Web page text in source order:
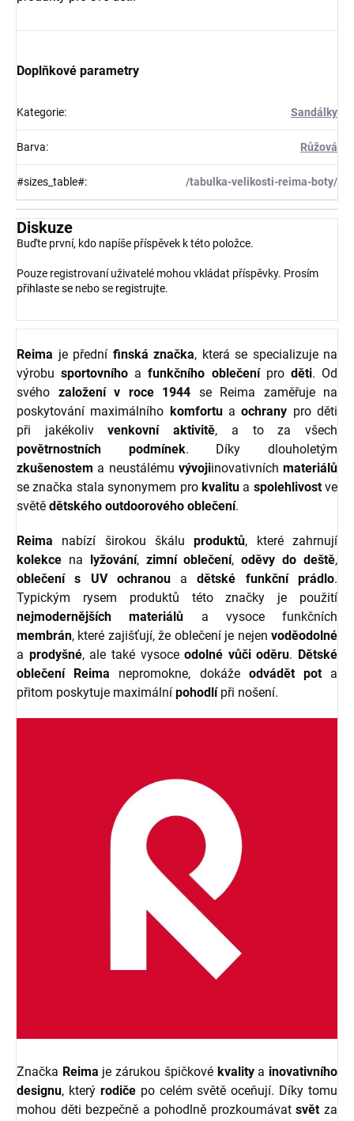
Doplňkové parametry
Kategorie: Sandálky
Barva: Růžová
#sizes_table#: /tabulka-velikosti-reima-boty/
Diskuze
Buďte první, kdo napíše příspěvek k této položce.
Pouze registrovaní uživatelé mohou vkládat příspěvky. Prosím
přihlaste se nebo se registrujte.
Reima je přední finská značka, která se specializuje na
výrobusportovního afunkčního oblečenípro děti. Od
svého založení v roce 1944 se Reima zaměřuje na
poskytování maximálního komfortuaochrany pro děti
při jakékolivvenkovní aktivitě, a to za všech
povětrnostních podmínek. Díky dlouholetým
zkušenostem a neustálému vývojiinovativních materiálů
se značka stala synonymem pro kvalitua spolehlivostve
světě dětského outdoorového oblečení.
Reima nabízí širokou škáluproduktů, které zahrnují
kolekce na lyžování, zimní oblečení,oděvy do deště,
oblečení s UV ochranouadětské funkční prádlo.
Typickým rysem produktů této značky je použití
nejmodernějších materiálů a vysoce funkčních
membrán, které zajišťují, že oblečení je nejen voděodolné
a prodyšné, ale také vysoceodolné vůči oděru. Dětské
oblečení Reima nepromokne, dokáže odvádět pota
přitom poskytuje maximální pohodlípři nošení.
Značka Reima je zárukou špičkové kvalitya inovativního
designu, který rodičepo celém světě oceňují. Díky tomu
mohou děti bezpečně a pohodlně prozkoumávatsvětza